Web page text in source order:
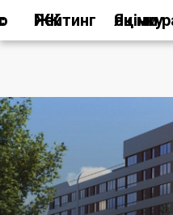
Рейтинг ЖК Як ми рахуємо оцінку